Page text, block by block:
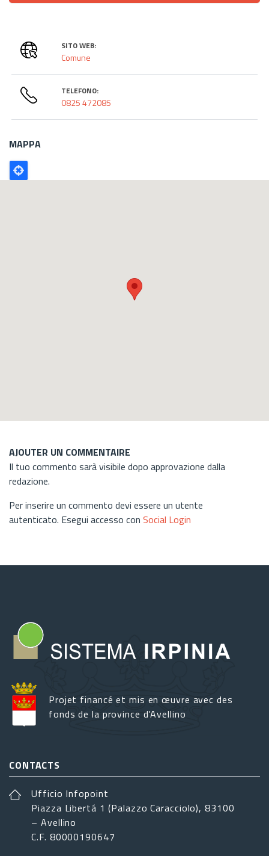
SITO WEB:
Comune
TELEFONO:
0825 472085
MAPPA
Poligono
GEO
AJOUTER UN COMMENTAIRE
Il tuo commento sarà visibile dopo approvazione dalla
redazione.
Per inserire un commento devi essere un utente
autenticato. Esegui accesso con Social Login
Projet financé et mis en œuvre avec des
fonds de la province d'Avellino
CONTACTS
Ufficio Infopoint
Piazza Libertá 1 (Palazzo Caracciolo), 83100
– Avellino
C.F. 80000190647